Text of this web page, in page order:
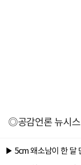
◎공감언론 뉴시스